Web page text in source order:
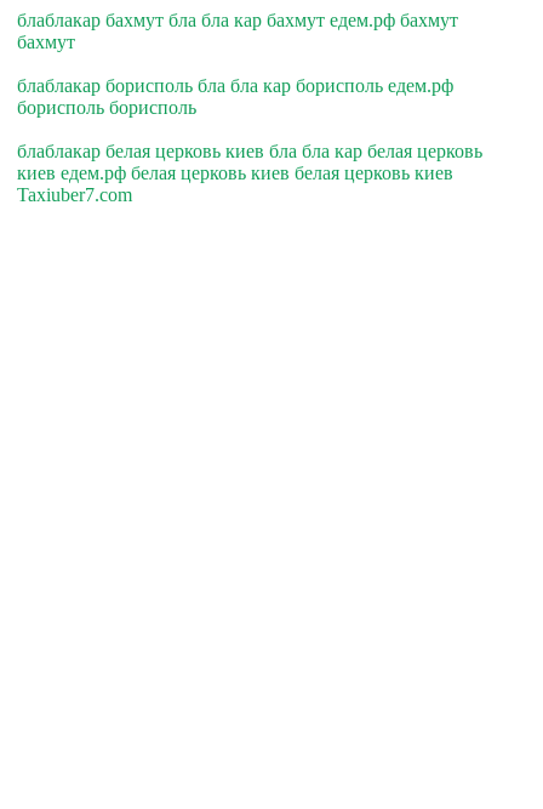
блаблакар бахмут бла бла кар бахмут едем.рф бахмут
бахмут
блаблакар борисполь бла бла кар борисполь едем.рф
борисполь борисполь
блаблакар белая церковь киев бла бла кар белая церковь
киев едем.рф белая церковь киев белая церковь киев
Taxiuber7.com